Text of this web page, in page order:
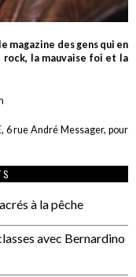
magazine des gens qui en
rock, la mauvaise foi et la
6 rue André Messager, pour
à la pêche
avec Bernardino